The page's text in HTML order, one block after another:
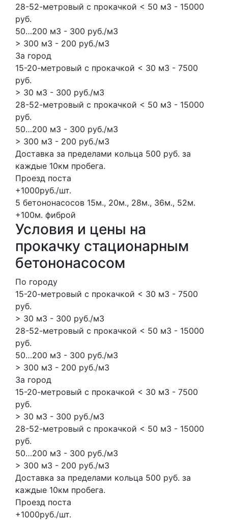
28-52-метровый с прокачкой < 50 м3 - 15000
руб.
50…200 м3 - 300 руб./м3
> 300 м3 - 200 руб./м3
За город
15-20-метровый с прокачкой < 30 м3 - 7500
руб.
> 30 м3 - 300 руб./м3
28-52-метровый с прокачкой < 50 м3 - 15000
руб.
50…200 м3 - 300 руб./м3
> 300 м3 - 200 руб./м3
Доставка за пределами кольца 500 руб. за
каждые 10км пробега.
Проезд поста
+1000руб./шт.
5 бетононасосов 15м., 20м., 28м., 36м., 52м.
+100м. фиброй
Условия и цены на
прокачку стационарным
бетононасосом
По городу
15-20-метровый с прокачкой < 30 м3 - 7500
руб.
> 30 м3 - 300 руб./м3
28-52-метровый с прокачкой < 50 м3 - 15000
руб.
50…200 м3 - 300 руб./м3
> 300 м3 - 200 руб./м3
За город
15-20-метровый с прокачкой < 30 м3 - 7500
руб.
> 30 м3 - 300 руб./м3
28-52-метровый с прокачкой < 50 м3 - 15000
руб.
50…200 м3 - 300 руб./м3
> 300 м3 - 200 руб./м3
Доставка за пределами кольца 500 руб. за
каждые 10км пробега.
Проезд поста
+1000руб./шт.